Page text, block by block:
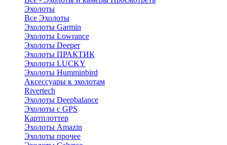
Эхолоты
Все Эхолоты
Эхолоты Garmin
Эхолоты Lowrance
Эхолоты Deeper
Эхолоты ПРАКТИК
Эхолоты LUCKY
Эхолоты Humminbird
Аксессуары к эхолотам
Rivertech
Эхолоты Deepbalance
Эхолоты с GPS
Картплоттер
Эхолоты Amazin
Эхолоты прочее